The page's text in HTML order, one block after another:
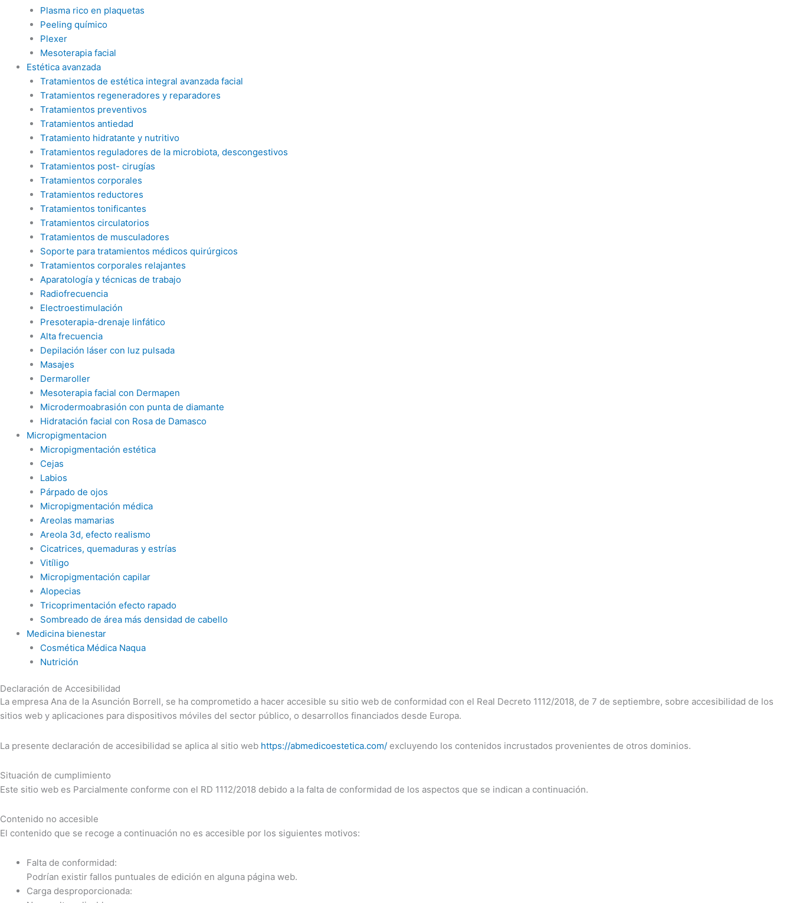
Plasma rico en plaquetas
Peeling químico
Plexer
Mesoterapia facial
Estética avanzada
Tratamientos de estética integral avanzada facial
Tratamientos regeneradores y reparadores
Tratamientos preventivos
Tratamientos antiedad
Tratamiento hidratante y nutritivo
Tratamientos reguladores de la microbiota, descongestivos
Tratamientos post- cirugías
Tratamientos corporales
Tratamientos reductores
Tratamientos tonificantes
Tratamientos circulatorios
Tratamientos de musculadores
Soporte para tratamientos médicos quirúrgicos
Tratamientos corporales relajantes
Aparatología y técnicas de trabajo
Radiofrecuencia
Electroestimulación
Presoterapia-drenaje linfático
Alta frecuencia
Depilación láser con luz pulsada
Masajes
Dermaroller
Mesoterapia facial con Dermapen
Microdermoabrasión con punta de diamante
Hidratación facial con Rosa de Damasco
Micropigmentacion
Micropigmentación estética
Cejas
Labios
Párpado de ojos
Micropigmentación médica
Areolas mamarias
Areola 3d, efecto realismo
Cicatrices, quemaduras y estrías
Vitíligo
Micropigmentación capilar
Alopecias
Tricoprimentación efecto rapado
Sombreado de área más densidad de cabello
Medicina bienestar
Cosmética Médica Naqua
Nutrición
Declaración de Accesibilidad
La empresa Ana de la Asunción Borrell, se ha comprometido a hacer accesible su sitio web de conformidad con el Real Decreto 1112/2018, de 7 de septiembre, sobre accesibilidad de los
sitios web y aplicaciones para dispositivos móviles del sector público, o desarrollos financiados desde Europa.
La presente declaración de accesibilidad se aplica al sitio web https://abmedicoestetica.com/ excluyendo los contenidos incrustados provenientes de otros dominios.
Situación de cumplimiento
Este sitio web es Parcialmente conforme con el RD 1112/2018 debido a la falta de conformidad de los aspectos que se indican a continuación.
Contenido no accesible
El contenido que se recoge a continuación no es accesible por los siguientes motivos:
Falta de conformidad:
Podrían existir fallos puntuales de edición en alguna página web.
Carga desproporcionada: